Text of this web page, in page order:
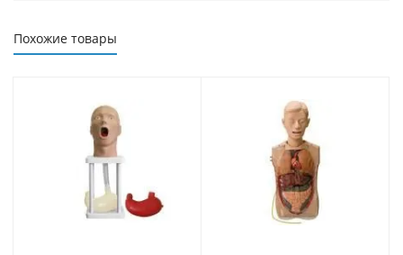
Похожие товары